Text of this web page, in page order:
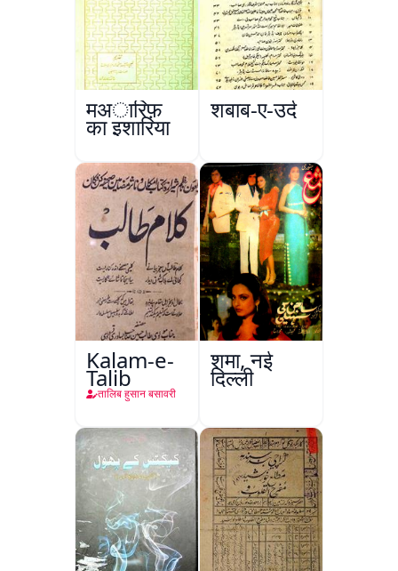
मअारिफ़
का इशारिया
शबाब-ए-उर्दू
Kalam-e-
Talib
तालिब हुसान बसावरी
शमा, नई
दिल्ली